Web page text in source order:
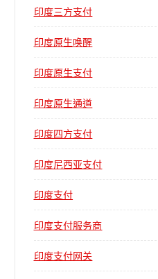
印度三方支付
印度原生唤醒
印度原生支付
印度原生通道
印度四方支付
印度尼西亚支付
印度支付
印度支付服务商
印度支付网关